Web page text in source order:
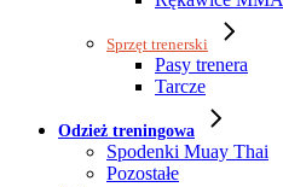
Sprzęt trenerski
Pasy trenera
Tarcze
Odzież treningowa
Spodenki Muay Thai
Pozostałe